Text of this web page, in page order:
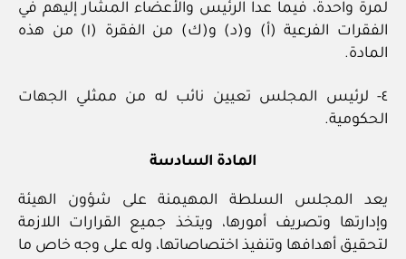
لمرة واحدة، فيما عدا الرئيس والأعضاء المشار إليهم في
الفقرات الفرعية (أ) و(د) و(ك) من الفقرة (١) من هذه
المادة.
٤- لرئيس المجلس تعيين نائب له من ممثلي الجهات
الحكومية.
المادة السادسة
يعد المجلس السلطة المهيمنة على شؤون الهيئة
وإدارتها وتصريف أمورها، ويتخذ جميع القرارات اللازمة
لتحقيق أهدافها وتنفيذ اختصاصاتها، وله على وجه خاص ما